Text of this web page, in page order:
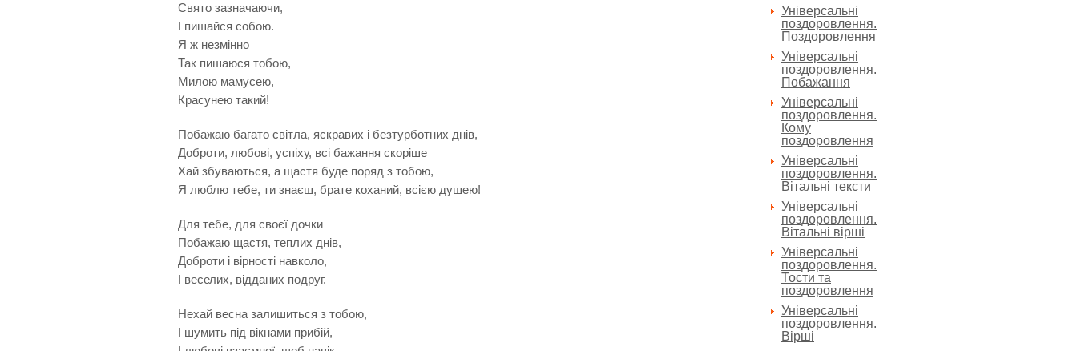
Свято зазначаючи,
І пишайся собою.
Я ж незмінно
Так пишаюся тобою,
Милою мамусею,
Красунею такий!
Побажаю багато світла, яскравих і безтурботних днів,
Доброти, любові, успіху, всі бажання скоріше
Хай збуваються, а щастя буде поряд з тобою,
Я люблю тебе, ти знаєш, брате коханий, всією душею!
Для тебе, для своєї дочки
Побажаю щастя, теплих днів,
Доброти і вірності навколо,
І веселих, відданих подруг.
Нехай весна залишиться з тобою,
І шумить під вікнами прибій,
Універсальні
поздоровлення.
Поздоровлення
Універсальні
поздоровлення.
Побажання
Універсальні
поздоровлення.
Кому
поздоровлення
Універсальні
поздоровлення.
Вітальні тексти
Універсальні
поздоровлення.
Вітальні вірші
Універсальні
поздоровлення.
Тости та
поздоровлення
Універсальні
поздоровлення.
Вірші